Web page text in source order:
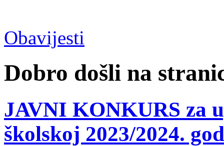
Obavijesti
Dobro došli na
JAVNI KONKURS za
školskoj 2023/2024.